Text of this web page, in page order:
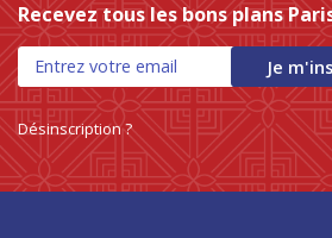
Recevez tous les bons plans
Je
Désinscription ?